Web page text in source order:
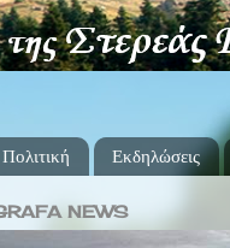
Πολιτική Εκδηλώσεις
NEWS